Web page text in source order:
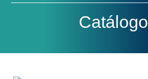
Catálogo